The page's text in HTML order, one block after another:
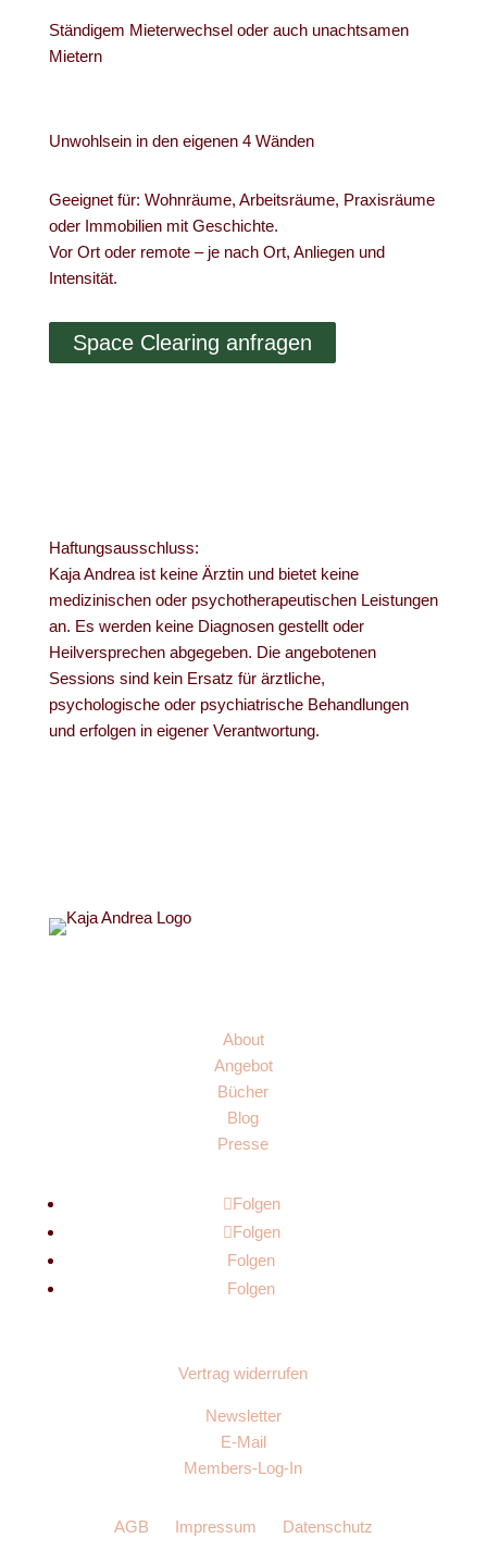
Ständigem Mieterwechsel oder auch unachtsamen
Mietern
Unwohlsein in den eigenen 4 Wänden
Geeignet für: Wohnräume, Arbeitsräume, Praxisräume
oder Immobilien mit Geschichte.
Vor Ort oder remote – je nach Ort, Anliegen und
Intensität.
Space Clearing anfragen
Haftungsausschluss:
Kaja Andrea ist keine Ärztin und bietet keine
medizinischen oder psychotherapeutischen Leistungen
an. Es werden keine Diagnosen gestellt oder
Heilversprechen abgegeben. Die angebotenen
Sessions sind kein Ersatz für ärztliche,
psychologische oder psychiatrische Behandlungen
und erfolgen in eigener Verantwortung.
About
Angebot
Bücher
Blog
Presse
Folgen
Folgen
Folgen
Folgen
Vertrag widerrufen
Newsletter
E-Mail
Members-Log-In
AGB Impressum Datenschutz